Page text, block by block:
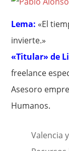
Lema: «El
invierte.»
«Titular» de
freelance
Asesoro
Humanos.
Valencia